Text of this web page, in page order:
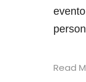
Read